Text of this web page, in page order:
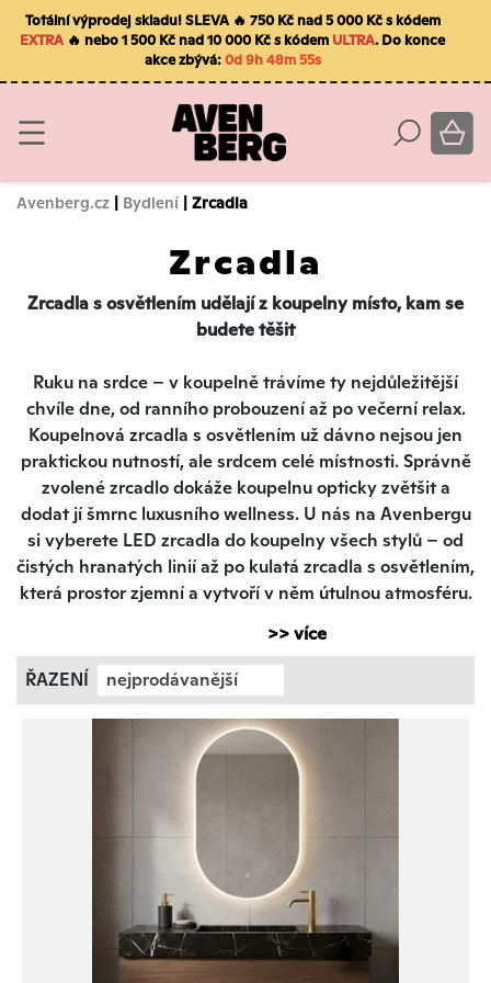
Totální výprodej skladu! SLEVA 🔥 750 Kč nad 5 000 Kč s kódem
EXTRA 🔥 nebo 1 500 Kč nad 10 000 Kč s kódem ULTRA. Do konce
akce zbývá:0d 9h 48m 54s
Avenberg.cz | Bydlení | Zrcadla
Zrcadla
Zrcadla s osvětlením udělají z koupelny místo, kam se
budete těšit
Ruku na srdce – v koupelně trávíme ty nejdůležitější
chvíle dne, od ranního probouzení až po večerní relax.
Koupelnová zrcadla s osvětlením už dávno nejsou jen
praktickou nutností, ale srdcem celé místnosti. Správně
zvolené zrcadlo dokáže koupelnu opticky zvětšit a
dodat jí šmrnc luxusního wellness. U nás na Avenbergu
si vyberete LED zrcadla do koupelny všech stylů – od
čistých hranatých linií až po kulatá zrcadla s osvětlením,
která prostor zjemní a vytvoří v něm útulnou atmosféru.
Vychytávky, které vám zpříjemní každé ráno
Zapomeňte na šero nebo ostré stíny. Integrované LED
osvětlení vám dopřeje jasné a přirozené světlo, které je
k nezaplacení při líčení, holení i bleskové ranní hygieně.
Moderní zrcadla do koupelny s LED páskem navíc umí
Už žádné hmatání po vypínači po
stěně, stačí lehký dotek na skle.
Stmívání světla:Když si chcete dát v klidu vanu,
jednoduše si světlo ztlumíte.
Ochrana proti zamlžování:To nejlepší nakonec – po
>> více
ŘAZENÍ
nejprodávanější